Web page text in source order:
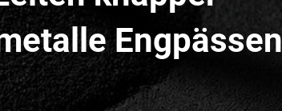
Engpässen